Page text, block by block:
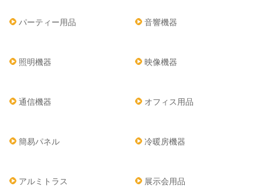
パーティー用品 音響機器
照明機器 映像機器
通信機器 オフィス用品
簡易パネル 冷暖房機器
アルミトラス 展示会用品